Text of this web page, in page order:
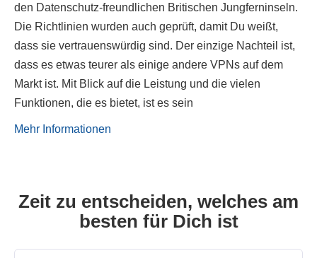
den Datenschutz-freundlichen Britischen Jungferninseln.
Die Richtlinien wurden auch geprüft, damit Du weißt,
dass sie vertrauenswürdig sind. Der einzige Nachteil ist,
dass es etwas teurer als einige andere VPNs auf dem
Markt ist. Mit Blick auf die Leistung und die vielen
Funktionen, die es bietet, ist es sein
Mehr Informationen
Zeit zu entscheiden, welches am
besten für Dich ist